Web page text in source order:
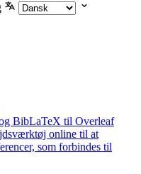
BibLaTeX til Overleaf
online til at
som forbindes til